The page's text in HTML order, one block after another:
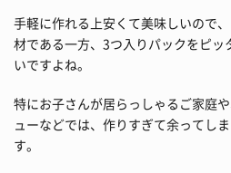
手軽に作れる上安くて美味しいので
材である一方、3つ入りパックをピッ
いですよね。
特にお子さんが居らっしゃるご家庭
ューなどでは、作りすぎて余ってし
す。